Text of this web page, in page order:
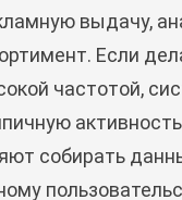
выдачу,
Если
частотой,
собирать